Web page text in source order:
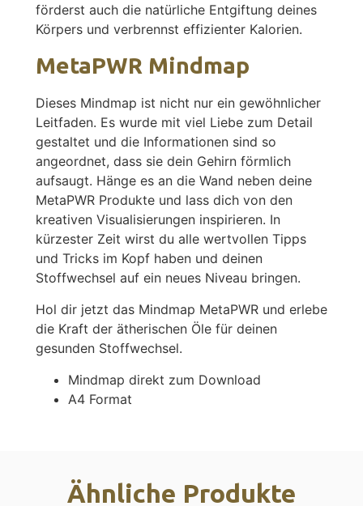
förderst auch die natürliche Entgiftung deines
Körpers und verbrennst effizienter Kalorien.
MetaPWR Mindmap
Dieses Mindmap ist nicht nur ein gewöhnlicher
Leitfaden. Es wurde mit viel Liebe zum Detail
gestaltet und die Informationen sind so
angeordnet, dass sie dein Gehirn förmlich
aufsaugt. Hänge es an die Wand neben deine
MetaPWR Produkte und lass dich von den
kreativen Visualisierungen inspirieren. In
kürzester Zeit wirst du alle wertvollen Tipps
und Tricks im Kopf haben und deinen
Stoffwechsel auf ein neues Niveau bringen.
Hol dir jetzt das Mindmap MetaPWR und erlebe
die Kraft der ätherischen Öle für deinen
gesunden Stoffwechsel.
Mindmap direkt zum Download
A4 Format
Ähnliche Produkte